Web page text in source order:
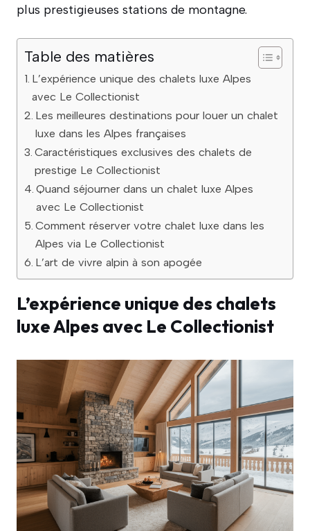
plus prestigieuses stations de montagne.
Table des matières
L’expérience unique des chalets luxe Alpes
avec Le Collectionist
Les meilleures destinations pour louer un chalet
luxe dans les Alpes françaises
Caractéristiques exclusives des chalets de
prestige Le Collectionist
Quand séjourner dans un chalet luxe Alpes
avec Le Collectionist
Comment réserver votre chalet luxe dans les
Alpes via Le Collectionist
L’art de vivre alpin à son apogée
L’expérience unique des chalets
luxe Alpes avec Le Collectionist